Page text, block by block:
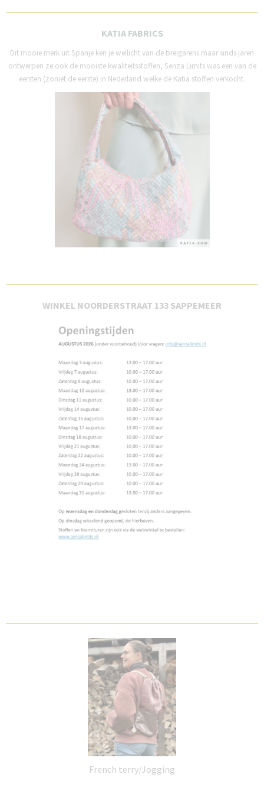
KATIA FABRICS
Dit mooie merk uit Spanje ken je wellicht van de breigarens maar sinds jaren
ontwerpen ze ook de mooiste kwaliteitsstoffen, Senza Limits was een van de
eersten (zoniet de eerste) in Nederland welke de Katia stoffen verkocht.
WINKEL NOORDERSTRAAT 133 SAPPEMEER
French terry/Jogging